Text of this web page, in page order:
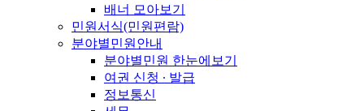
배너 모아보기
민원서식(민원편람)
분야별민원안내
분야별민원 한눈에보기
여권 신청 ∙ 발급
정보통신